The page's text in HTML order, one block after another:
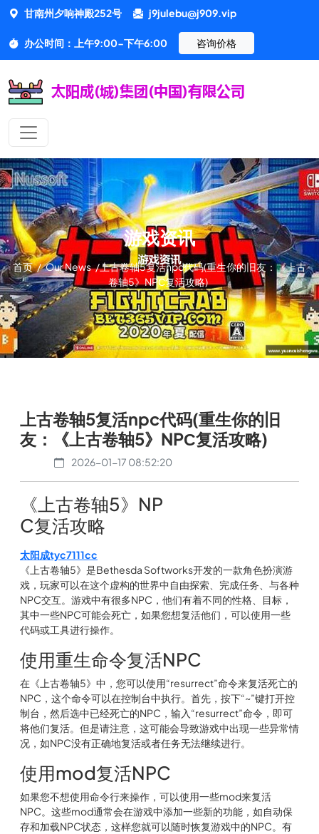
甘南州夕响神殿252号 j9julebu@j909.vip
办公时间：上午9:00-下午6:00 咨询价格
游戏资讯
首页 / Our News /上古卷轴5复活npc代码(重生你的旧友：《上古
卷轴5》NPС复活攻略)
上古卷轴5复活npc代码(重生你的旧
友：《上古卷轴5》NPС复活攻略)
2026-01-17 08:52:20
《上古卷轴5》NP
C复活攻略
太阳成tyc7111cc
《上古卷轴5》是Bethesda Softworks开发的一款角色扮演游
戏，玩家可以在这个虚构的世界中自由探索、完成任务、与各种
NPC交互。游戏中有很多NPC，他们有着不同的性格、目标，
其中一些NPC可能会死亡，如果您想复活他们，可以使用一些
代码或工具进行操作。
使用重生命令复活NPC
在《上古卷轴5》中，您可以使用“resurrect”命令来复活死亡的
NPC，这个命令可以在控制台中执行。首先，按下“~”键打开控
制台，然后选中已经死亡的NPC，输入“resurrect”命令，即可
将他们复活。但是请注意，这可能会导致游戏中出现一些异常情
况，如NPC没有正确地复活或者任务无法继续进行。
使用mod复活NPC
如果您不想使用命令行来操作，可以使用一些mod来复活
NPC。这些mod通常会在游戏中添加一些新的功能，如自动保
存和加载NPC状态，这样您就可以随时恢复游戏中的NPC。有